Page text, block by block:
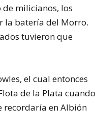
milicianos, los
la batería del Morro.
tuvieron que
el cual entonces
de la Plata
recordaría en Albión